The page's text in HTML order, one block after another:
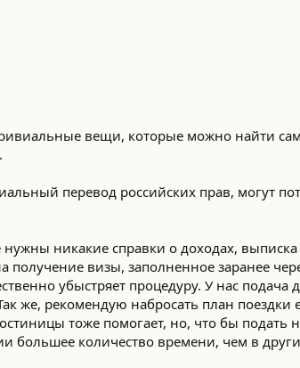
вещи, которые можно найти
перевод российских прав, могут
никакие справки о доходах, выписка
получение визы, заполненное заранее
убыстряет процедуру. У нас подача
же, рекомендую набросать план поездки
тоже помогает, но, что бы подать
большее количество времени, чем в